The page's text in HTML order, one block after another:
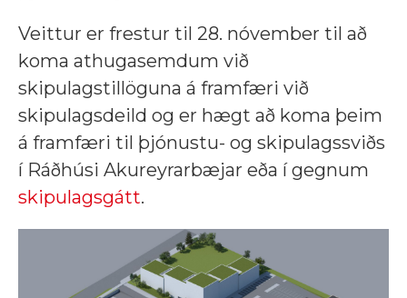
Veittur er frestur til 28. nóvember til að
koma athugasemdum við
skipulagstillöguna á framfæri við
skipulagsdeild og er hægt að koma þeim
á framfæri til þjónustu- og skipulagssviðs
í Ráðhúsi Akureyrarbæjar eða í gegnum
skipulagsgátt.